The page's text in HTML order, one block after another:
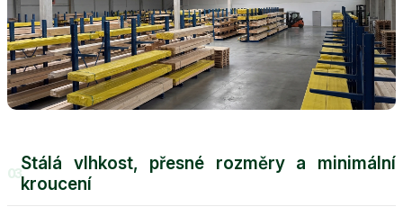
03Stálá vlhkost, přesné rozměry a minimální
kroucení